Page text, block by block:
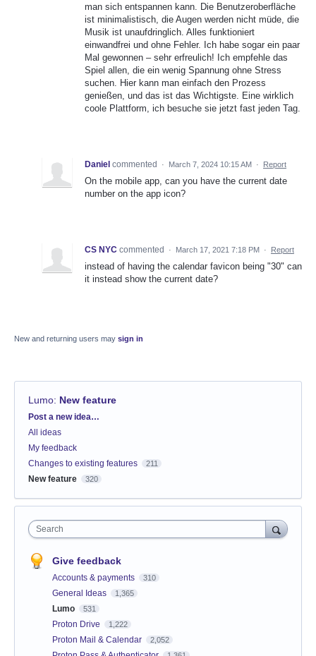
man sich entspannen kann. Die Benutzeroberfläche
ist minimalistisch, die Augen werden nicht müde, die
Musik ist unaufdringlich. Alles funktioniert
einwandfrei und ohne Fehler. Ich habe sogar ein paar
Mal gewonnen – sehr erfreulich! Ich empfehle das
Spiel allen, die ein wenig Spannung ohne Stress
suchen. Hier kann man einfach den Prozess
genießen, und das ist das Wichtigste. Eine wirklich
coole Plattform, ich besuche sie jetzt fast jeden Tag.
Daniel commented · March 7, 2024 10:15 AM · Report
On the mobile app, can you have the current date
number on the app icon?
CS NYC commented · March 17, 2021 7:18 PM · Report
instead of having the calendar favicon being "30" can
it instead show the current date?
New and returning users may sign in
Lumo: New feature
Categories
Post a new idea…
All ideas
My feedback
Changes to existing features
211
New feature 320
Search
Give feedback
Accounts & payments 310
General Ideas 1,365
Lumo 531
Proton Drive 1,222
Proton Mail & Calendar 2,052